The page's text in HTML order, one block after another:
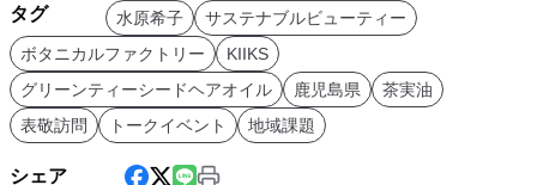
タグ 水原希子
サステナブルビューティー
ボタニカルファクトリー
KIIKS
グリーンティーシードヘアオイル
鹿児島県
茶実油
表敬訪問
トークイベント 地域課題
シェア